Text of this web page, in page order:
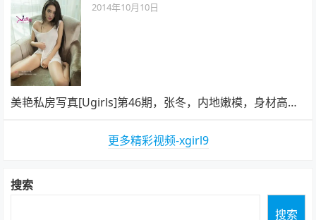
2014年10月10日
美艳私房写真[Ugirls]第46期，张冬，内地嫩模，身材高…
更多精彩视频-xgirl9
搜索
搜索